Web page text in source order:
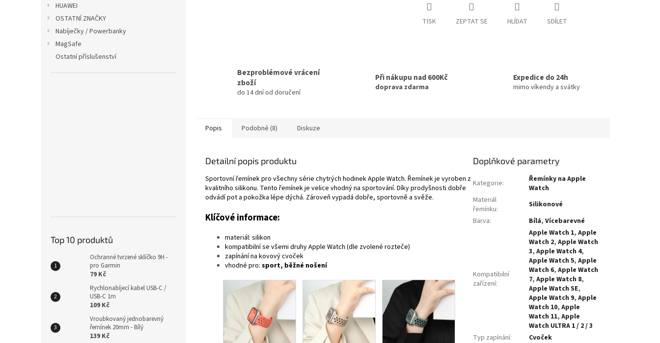
HUAWEI
OSTATNÍ ZNAČKY
Nabíječky / Powerbanky
MagSafe
Ostatní příslušenství
Top 10 produktů
Ochranné tvrzené sklíčko 9H -
pro Garmin
79 Kč
Rychlonabíjecí kabel USB-C /
USB-C 1m
109 Kč
Vroubkovaný jednobarevný
řemínek 20mm - Bílý
139 Kč
TISK ZEPTAT SE HLÍDAT SDÍLET
Bezproblémové vrácení
zboží
do 14 dní od doručení
Při nákupu nad 600Kč
doprava zdarma
Expedice do 24h
mimo víkendy a svátky
Popis Podobné (8) Diskuze
Detailní popis produktu
Sportovní řemínek pro všechny série chytrých hodinek Apple Watch. Řemínek je vyroben z
kvalitního silikonu. Tento řemínek je velice vhodný na sportování. Díky prodyšnosti dobře
odvádí pot a pokožka lépe dýchá. Zároveň vypadá dobře, sportovně a svěže.
Klíčové informace:
materiál: silikon
kompatibilní se všemi druhy Apple Watch (dle zvolené rozteče)
zapínání na kovový cvoček
vhodné pro: sport, běžné nošení
Doplňkové parametry
Kategorie:
Řemínky na Apple
Watch
Materiál
řemínku:
Silikonové
Barva: Bílá,Vícebarevné
Kompatibilní
zařízení:
Apple Watch 1,Apple
Watch 2,Apple Watch
3,Apple Watch 4,
Apple Watch 5,Apple
Watch 6,Apple Watch
7,Apple Watch 8,
Apple Watch SE,
Apple Watch 9,Apple
Watch 10,Apple
Watch 11,Apple
Watch ULTRA 1 / 2 / 3
Typ zapínání: Cvoček